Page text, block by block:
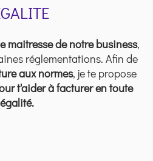
maitresse de notre business,
réglementations. Afin de
aux normes, je te propose
t'aider à facturer en toute